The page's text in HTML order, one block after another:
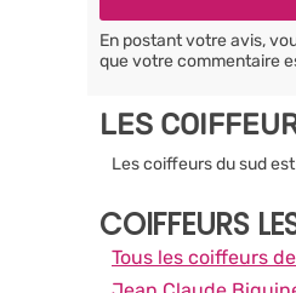
En postant votre avis,
que votre commentaire
LES
Les coiffeurs du sud
COIFFEURS
Tous les coiffeurs